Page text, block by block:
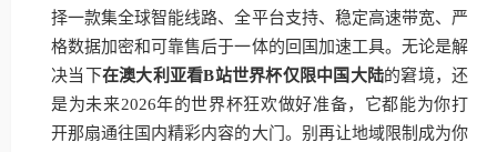
择一款集全球智能线路、全平台支持、稳定高速带宽、严
格数据加密和可靠售后于一体的回国加速工具。无论是解
决当下在澳大利亚看B站世界杯仅限中国大陆的窘境，还
是为未来2026年的世界杯狂欢做好准备，它都能为你打
开那扇通往国内精彩内容的大门。别再让地域限制成为你